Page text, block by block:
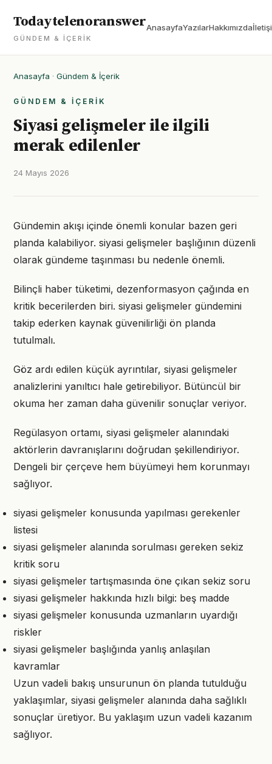
Todaytelenoranswer
GÜNDEM & İÇERIK
AnasayfaYazılarHakkımızda
Anasayfa · Gündem & İçerik
GÜNDEM & İÇERIK
Siyasi gelişmeler ile ilgili
merak edilenler
24 Mayıs 2026
Gündemin akışı içinde önemli konular bazen geri
planda kalabiliyor. siyasi gelişmeler başlığının düzenli
olarak gündeme taşınması bu nedenle önemli.
Bilinçli haber tüketimi, dezenformasyon çağında en
kritik becerilerden biri. siyasi gelişmeler gündemini
takip ederken kaynak güvenilirliği ön planda
tutulmalı.
Göz ardı edilen küçük ayrıntılar, siyasi gelişmeler
analizlerini yanıltıcı hale getirebiliyor. Bütüncül bir
okuma her zaman daha güvenilir sonuçlar veriyor.
Regülasyon ortamı, siyasi gelişmeler alanındaki
aktörlerin davranışlarını doğrudan şekillendiriyor.
Dengeli bir çerçeve hem büyümeyi hem korunmayı
sağlıyor.
siyasi gelişmeler konusunda yapılması gerekenler
listesi
siyasi gelişmeler alanında sorulması gereken sekiz
kritik soru
siyasi gelişmeler tartışmasında öne çıkan sekiz soru
siyasi gelişmeler hakkında hızlı bilgi: beş madde
siyasi gelişmeler konusunda uzmanların uyardığı
riskler
siyasi gelişmeler başlığında yanlış anlaşılan
kavramlar
Uzun vadeli bakış unsurunun ön planda tutulduğu
yaklaşımlar, siyasi gelişmeler alanında daha sağlıklı
sonuçlar üretiyor. Bu yaklaşım uzun vadeli kazanım
sağlıyor.